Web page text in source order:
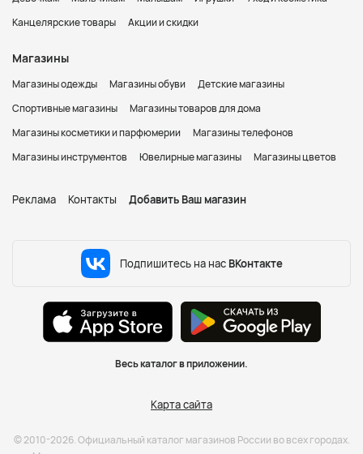
Канцелярские товары
Акции и скидки
Магазины
Магазины одежды Магазины обуви
Детские магазины
Спортивные магазины
Магазины товаров для дома
Магазины косметики и парфюмерии
Магазины телефонов
Магазины инструментов
Ювелирные магазины Магазины цветов
Реклама Контакты Добавить Ваш магазин
Подпишитесь на нас ВКонтакте
Весь каталог в приложении.
Карта сайта
© 2010-2026. Официальный каталог магазинов России во всех городах.